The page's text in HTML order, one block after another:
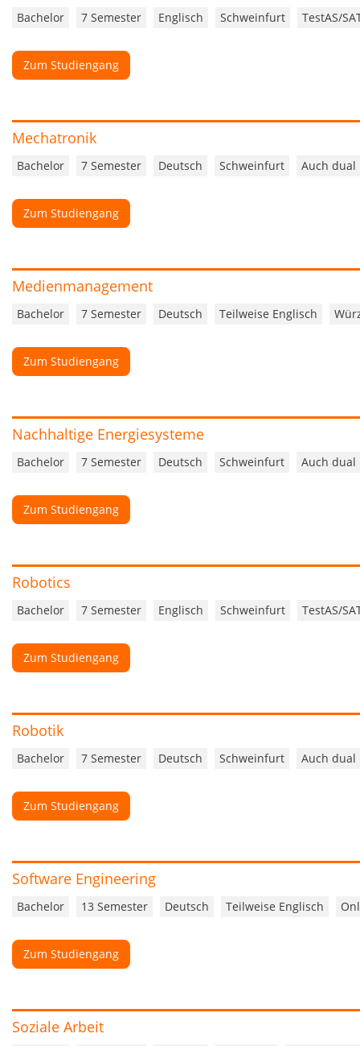
Bachelor 7 Semester Englisch Schweinfurt TestAS/
Zum Studiengang
Mechatronik
Bachelor 7 Semester Deutsch Schweinfurt Auch dual
Zum Studiengang
Medienmanagement
Bachelor 7 Semester Deutsch Teilweise Englisch
Zum Studiengang
Nachhaltige Energiesysteme
Bachelor 7 Semester Deutsch Schweinfurt Auch dual
Zum Studiengang
Robotics
Bachelor 7 Semester Englisch Schweinfurt TestAS/
Zum Studiengang
Robotik
Bachelor 7 Semester Deutsch Schweinfurt Auch dual
Zum Studiengang
Software Engineering
Bachelor 13 Semester Deutsch Teilweise Englisch
Zum Studiengang
Soziale Arbeit